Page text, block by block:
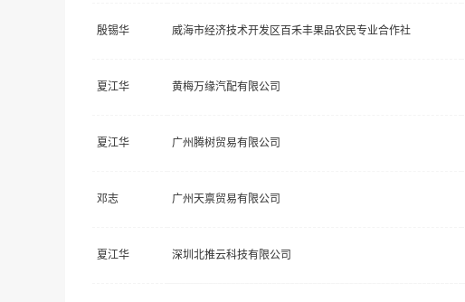
殷锡华 威海市经济技术开发区百禾丰果品农民专业合作社
夏江华 黄梅万缘汽配有限公司
夏江华 广州腾树贸易有限公司
邓志 广州天禀贸易有限公司
夏江华 深圳北推云科技有限公司